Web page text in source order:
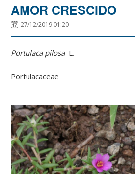
AMOR CRESCIDO
27/12/2019 01:20
Portulaca pilosa L .
Portulacaceae